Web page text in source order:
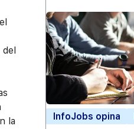
la
InfoJobs opina